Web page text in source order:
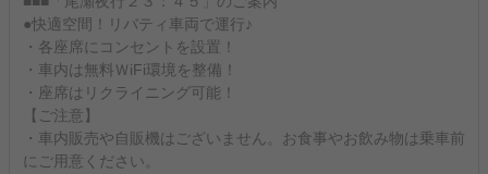
●快適空間！リバティ車両で運行♪
・各座席にコンセントを設置！
・車内は無料ＷiFi環境を整備！
・座席はリクライニング可能！
【ご注意】
・車内販売や自販機はございません。お食事やお飲み物は乗車前
にご用意ください。